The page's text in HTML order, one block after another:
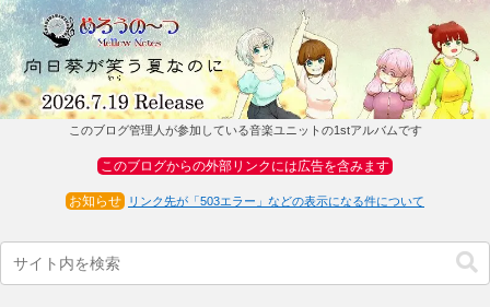
このブログ管理人が参加している音楽ユニットの1stアルバムです
このブログからの外部リンクには広告を含みます
お知らせ リンク先が「503エラー」などの表示になる件について